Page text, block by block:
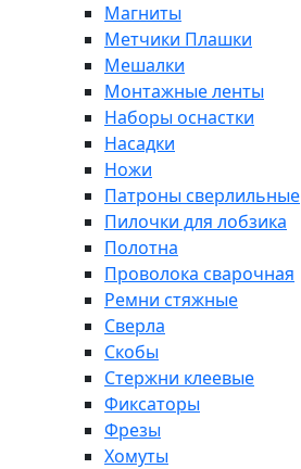
Магниты
Метчики Плашки
Мешалки
Монтажные ленты
Наборы оснастки
Насадки
Ножи
Патроны сверлильные
Пилочки для лобзика
Полотна
Проволока сварочная
Ремни стяжные
Сверла
Скобы
Стержни клеевые
Фиксаторы
Фрезы
Хомуты